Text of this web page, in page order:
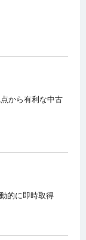
から有利な中古
的に即時取得